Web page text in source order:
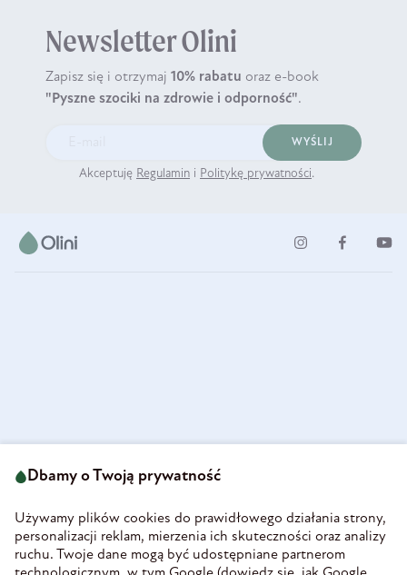
Newsletter Olini
Zapisz się i otrzymaj 10% rabatu oraz e-book
"Pyszne szociki na zdrowie i odporność".
WYŚLIJ
Akceptuję Regulamin i Politykę prywatności.
58-160 Świebodzice
REGON 890213034
INFORMACJE
Dbamy o Twoją prywatność
Używamy plików cookies do prawidłowego działania strony,
personalizacji reklam, mierzenia ich skuteczności oraz analizy
ruchu. Twoje dane mogą być udostępniane partnerom